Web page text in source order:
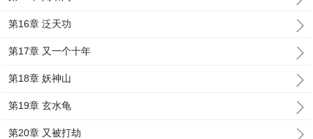
第16章 泛天功
第17章 又一个十年
第18章 妖神山
第19章 玄水龟
第20章 又被打劫